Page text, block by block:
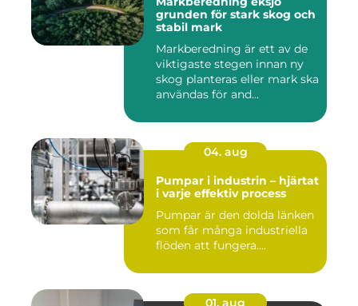
grunden för stark skog och
stabil mark
Markberedning är ett av de
viktigaste stegen innan ny
skog planteras eller mark ska
användas för and...
04. aug
Pumpar i industrin – hjärtat
i varje effektiv process
Pumpar är den dolda länken
som får många industriella
flöden att fungera....
01. aug